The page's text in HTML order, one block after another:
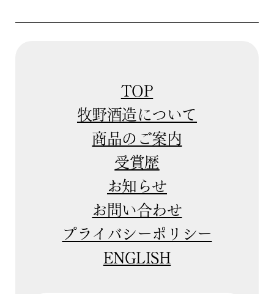
TOP
牧野酒造について
商品のご案内
受賞歴
お知らせ
お問い合わせ
プライバシーポリシー
ENGLISH